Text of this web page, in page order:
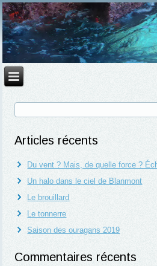
Articles récents
Du vent ? Mais, de quelle force ?
Un halo dans le ciel de Blanmont
Le brouillard
Le tonnerre
Saison des ouragans 2019
Commentaires récents